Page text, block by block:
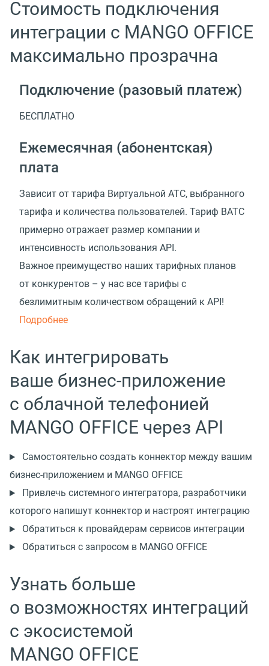
Стоимость подключения
интеграции с MANGO OFFICE
максимально прозрачна
Подключение (разовый платеж)
БЕСПЛАТНО
Ежемесячная (абонентская)
плата
Зависит от тарифа Виртуальной АТС, выбранного
тарифа и количества пользователей. Тариф ВАТС
примерно отражает размер компании и
интенсивность использования API.
Важное преимущество наших тарифных планов
от конкурентов – у нас все тарифы с
безлимитным количеством обращений к API!
Подробнее
Как интегрировать
ваше бизнес-приложение
с облачной телефонией
MANGO OFFICE через API
Самостоятельно создать коннектор между вашим
бизнес-приложением и MANGO OFFICE
Привлечь системного интегратора, разработчики
которого напишут коннектор и настроят интеграцию
Обратиться к провайдерам сервисов интеграции
Обратиться с запросом в MANGO OFFICE
Узнать больше
о возможностях интеграций
с экосистемой
MANGO OFFICE